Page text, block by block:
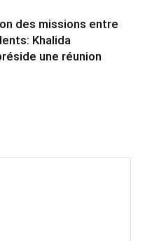
des missions entre
Khalida
une réunion